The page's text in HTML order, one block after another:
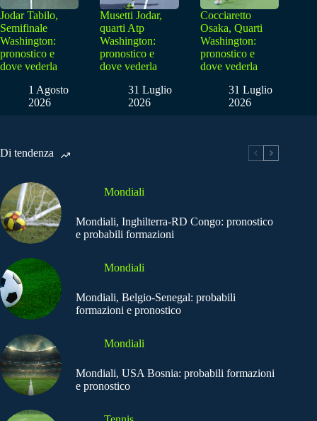
Jodar Tabilo,
Semifinale
Washington:
pronostico e
dove vederla
1 Agosto
2026
Musetti Jodar,
quarti Atp
Washington:
pronostico e
dove vederla
31 Luglio
2026
Cocciaretto
Osaka, Quarti
Washington:
pronostico e
dove vederla
31 Luglio
2026
Di tendenza
Mondiali
Mondiali, Inghilterra-RD Congo: pronostico
e probabili formazioni
Mondiali
Mondiali, Belgio-Senegal: probabili
formazioni e pronostico
Mondiali
Mondiali, USA Bosnia: probabili formazioni
e pronostico